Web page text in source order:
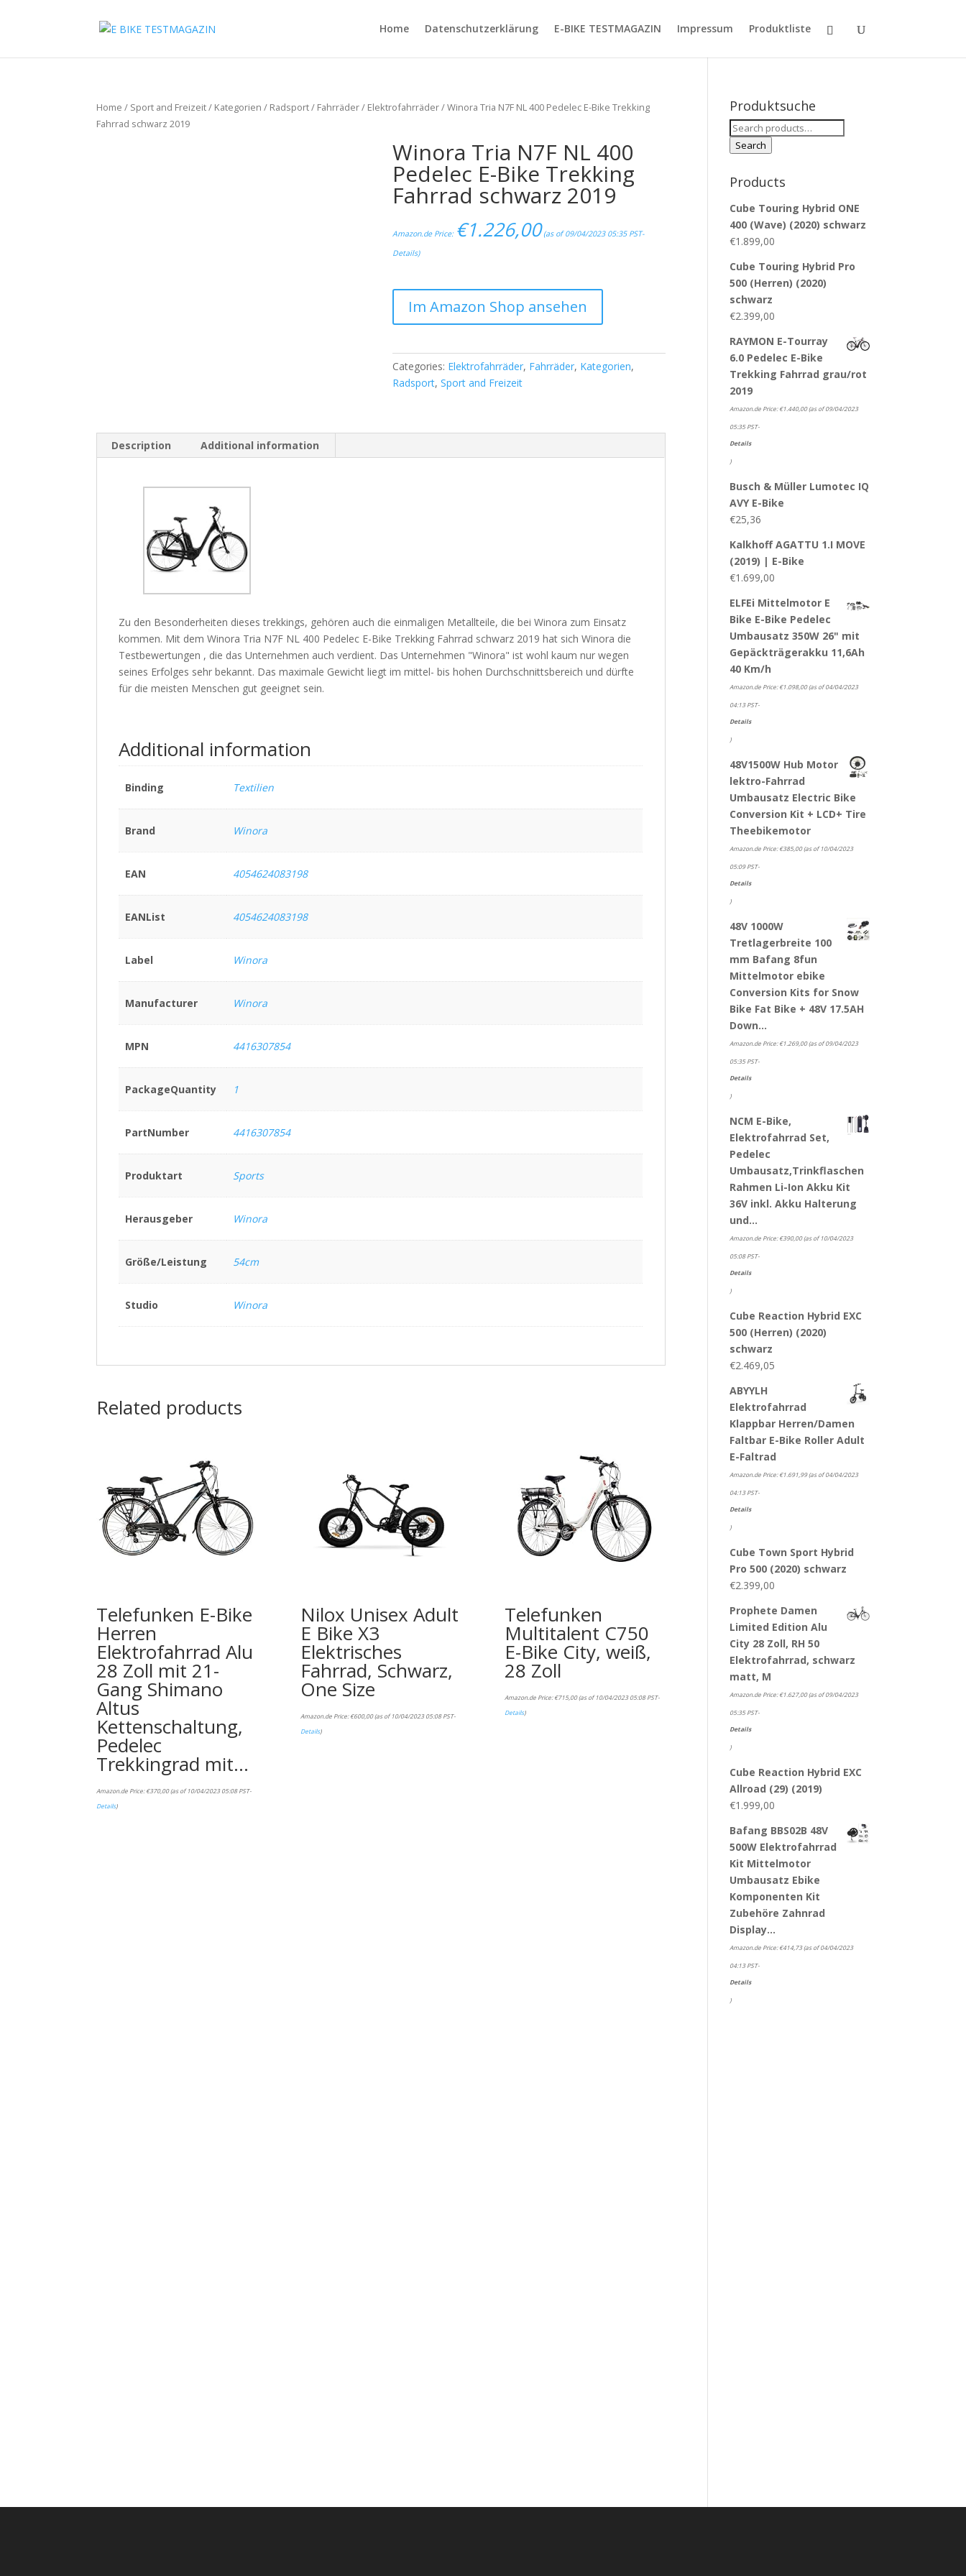
Home Datenschutzerklärung E-BIKE TESTMAGAZIN Impressum Produktliste
Home / Sport and Freizeit/ Kategorien / Radsport/ Fahrräder/ Elektrofahrräder/ Winora Tria N7F NL 400 Pedelec E-Bike Trekking
Fahrrad schwarz 2019
Winora Tria N7F NL 400
Pedelec E-Bike Trekking
Fahrrad schwarz 2019
Amazon.de Price: €1.226,00(as of 09/04/2023 05:35 PST-
Details)
Im Amazon Shop ansehen
Categories: Elektrofahrräder, Fahrräder, Kategorien,
Radsport,Sport and Freizeit
Description Additional information
Zu den Besonderheiten dieses trekkings, gehören auch die einmaligen Metallteile, die bei Winora zum Einsatz
kommen. Mit dem Winora Tria N7F NL 400 Pedelec E-Bike Trekking Fahrrad schwarz 2019 hat sich Winora die
Testbewertungen , die das Unternehmen auch verdient. Das Unternehmen "Winora" ist wohl kaum nur wegen
seines Erfolges sehr bekannt. Das maximale Gewicht liegt im mittel- bis hohen Durchschnittsbereich und dürfte
für die meisten Menschen gut geeignet sein.
Additional information
Binding Textilien
Brand Winora
EAN 4054624083198
EANList 4054624083198
Label Winora
Manufacturer Winora
MPN 4416307854
PackageQuantity 1
PartNumber 4416307854
Produktart Sports
Herausgeber Winora
Größe/Leistung 54cm
Studio Winora
Related products
Telefunken E-Bike
Herren
Elektrofahrrad Alu
28 Zoll mit 21-
Gang Shimano
Altus
Kettenschaltung,
Pedelec
Trekkingrad mit…
Amazon.de Price:€370,00(as of 10/04/2023 05:08 PST-
Details)
Nilox Unisex Adult
E Bike X3
Elektrisches
Fahrrad, Schwarz,
One Size
Amazon.de Price:€600,00(as of 10/04/2023 05:08 PST-
Details)
Telefunken
Multitalent C750
E-Bike City, weiß,
28 Zoll
Amazon.de Price:€715,00(as of 10/04/2023 05:08 PST-
Details)
Produktsuche
Search
for:
Search
Products
Cube Touring Hybrid ONE
400 (Wave) (2020) schwarz
€1.899,00
Cube Touring Hybrid Pro
500 (Herren) (2020)
schwarz
€2.399,00
RAYMON E-Tourray
6.0 Pedelec E-Bike
Trekking Fahrrad grau/rot
2019
Amazon.de Price:€1.440,00(as of 09/04/2023
05:35 PST-
Details
)
Busch & Müller Lumotec IQ
AVY E-Bike
€25,36
Kalkhoff AGATTU 1.I MOVE
(2019) | E-Bike
€1.699,00
ELFEi Mittelmotor E
Bike E-Bike Pedelec
Umbausatz 350W 26" mit
Gepäckträgerakku 11,6Ah
40 Km/h
Amazon.de Price:€1.098,00(as of 04/04/2023
04:13 PST-
Details
)
48V1500W Hub Motor
lektro-Fahrrad
Umbausatz Electric Bike
Conversion Kit + LCD+ Tire
Theebikemotor
Amazon.de Price:€385,00(as of 10/04/2023
05:09 PST-
Details
)
48V 1000W
Tretlagerbreite 100
mm Bafang 8fun
Mittelmotor ebike
Conversion Kits for Snow
Bike Fat Bike + 48V 17.5AH
Down…
Amazon.de Price:€1.269,00(as of 09/04/2023
05:35 PST-
Details
)
NCM E-Bike,
Elektrofahrrad Set,
Pedelec
Umbausatz,Trinkflaschen
Rahmen Li-Ion Akku Kit
36V inkl. Akku Halterung
und…
Amazon.de Price:€390,00(as of 10/04/2023
05:08 PST-
Details
)
Cube Reaction Hybrid EXC
500 (Herren) (2020)
schwarz
€2.469,05
ABYYLH
Elektrofahrrad
Klappbar Herren/Damen
Faltbar E-Bike Roller Adult
E-Faltrad
Amazon.de Price:€1.691,99(as of 04/04/2023
04:13 PST-
Details
)
Cube Town Sport Hybrid
Pro 500 (2020) schwarz
€2.399,00
Prophete Damen
Limited Edition Alu
City 28 Zoll, RH 50
Elektrofahrrad, schwarz
matt, M
Amazon.de Price:€1.627,00(as of 09/04/2023
05:35 PST-
Details
)
Cube Reaction Hybrid EXC
Allroad (29) (2019)
€1.999,00
Bafang BBS02B 48V
500W Elektrofahrrad
Kit Mittelmotor
Umbausatz Ebike
Komponenten Kit
Zubehöre Zahnrad
Display…
Amazon.de Price:€414,73(as of 04/04/2023
04:13 PST-
Details
)